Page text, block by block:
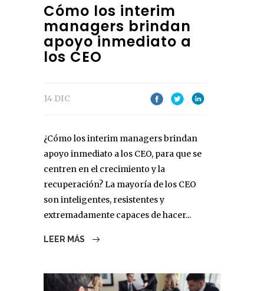
Cómo los interim
managers brindan
apoyo inmediato a
los CEO
14 DIC
¿Cómo los interim managers brindan
apoyo inmediato a los CEO, para que se
centren en el crecimiento y la
recuperación? La mayoría de los CEO
son inteligentes, resistentes y
extremadamente capaces de hacer...
LEER MÁS